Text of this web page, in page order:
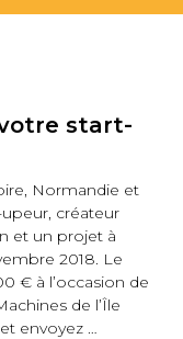
start-
Normandie et
créateur
et un projet à
2018. Le
€ à l’occasion de
de l’Île
envoyez …